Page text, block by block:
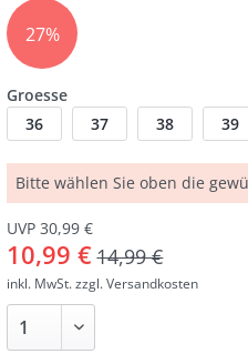
27%
Groesse
36
37 38 39
Bitte wählen Sie oben die
UVP 30,99 €
10,99 € 14,99 €
inkl. MwSt.zzgl. Versandkosten